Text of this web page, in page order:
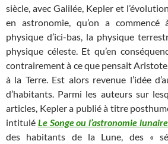
siècle, avec Galilée, Kepler et
en astronomie, qu’on a
physique d’ici-bas, la physique
physique céleste. Et qu’en
contrairement à ce que pensait
à la Terre. Est alors revenue l’idée
d’habitants. Parmi les auteurs sur
articles, Kepler a publié à titre
intitulé Le Songe ou l’astronomie lunaire
des habitants de la Lune, des «